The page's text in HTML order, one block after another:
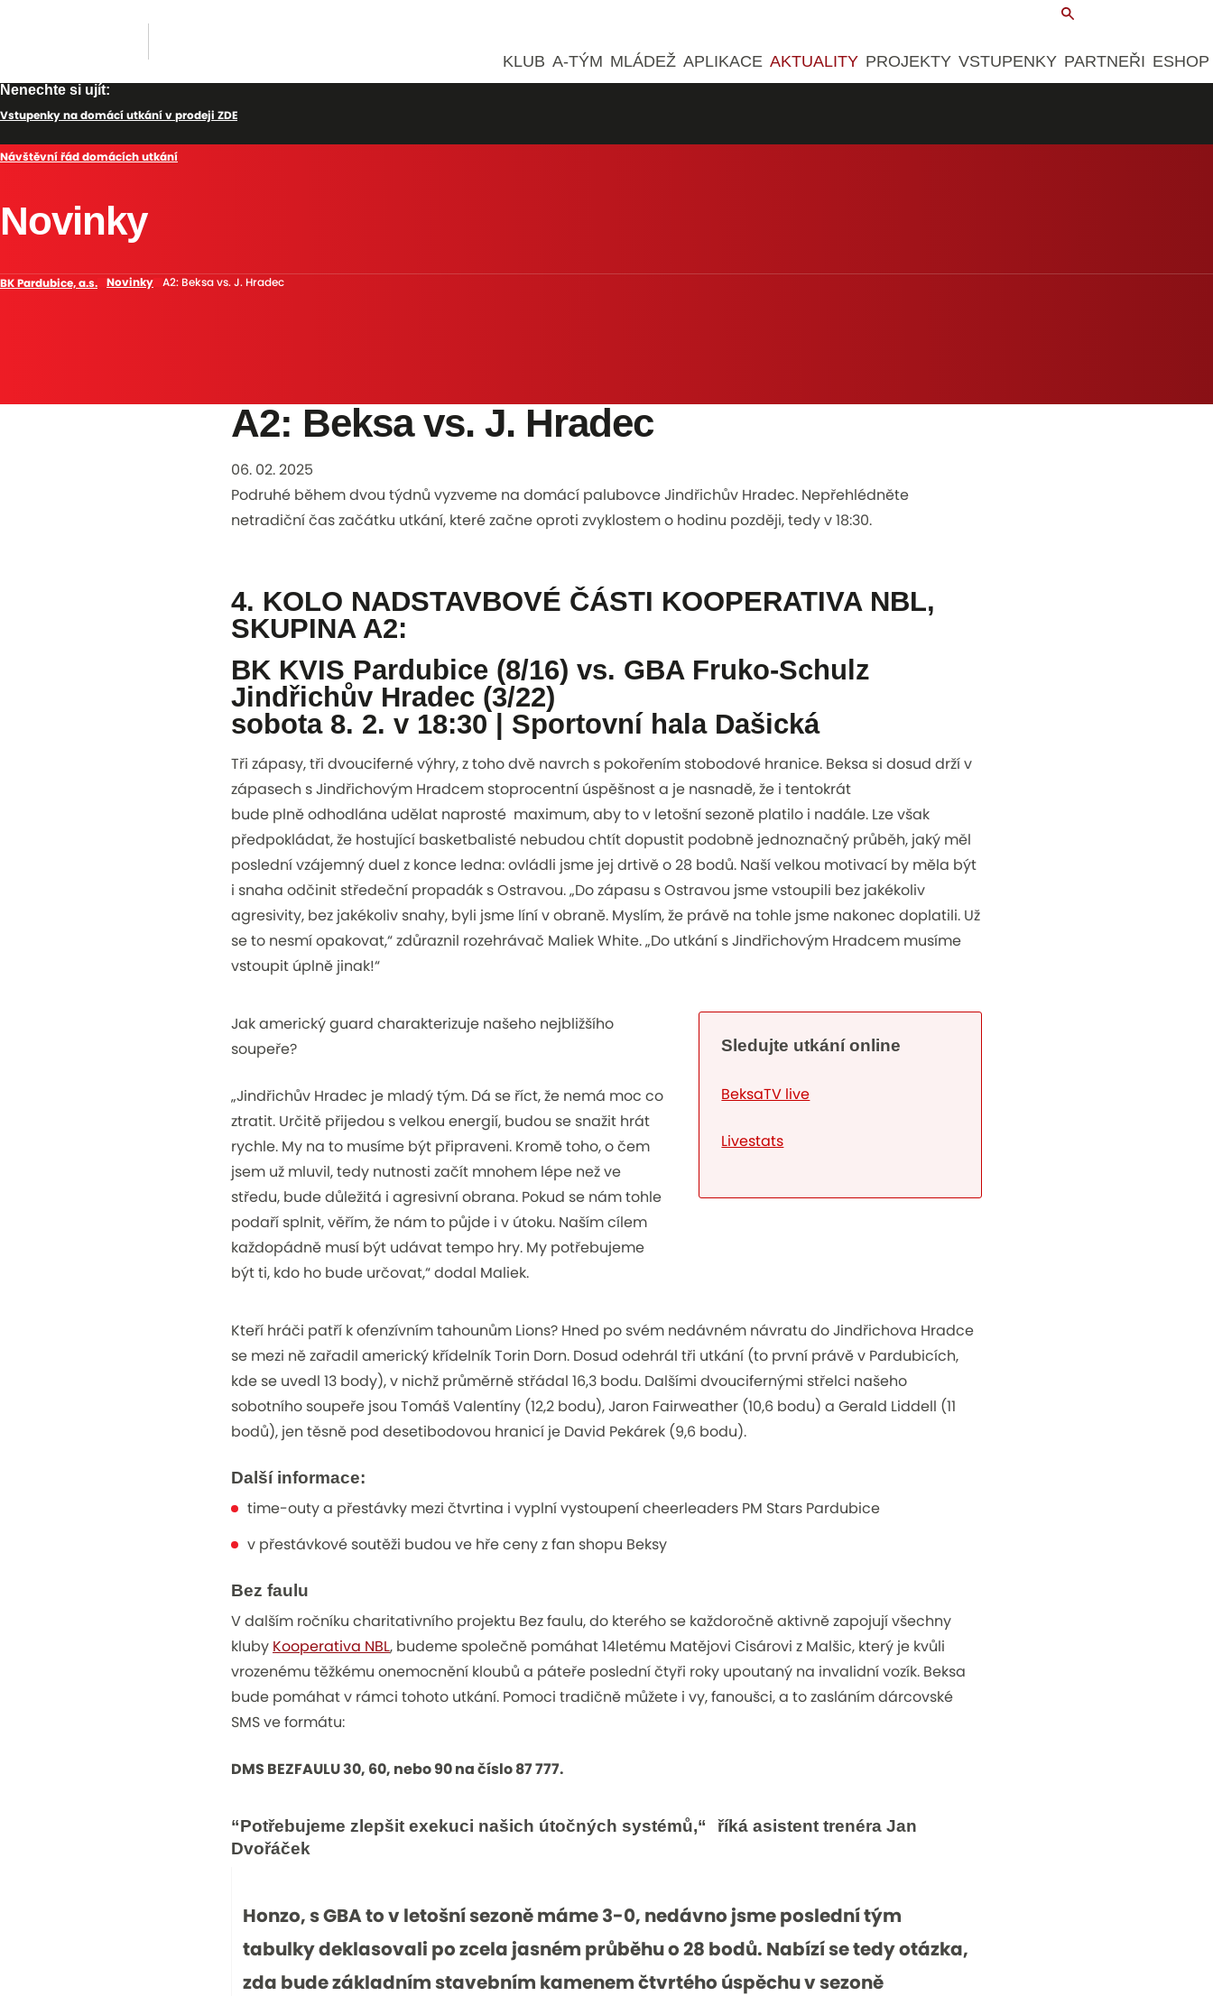
KLUB A-TÝM MLÁDEŽ APLIKACE AKTUALITY PROJEKTY VSTUPENKY PARTNEŘI ESHOP
Nenechte si ujít:
Vstupenky na domácí utkání v prodeji ZDE
Návštěvní řád domácích utkání
Novinky
BK Pardubice, a.s. Novinky A2: Beksa vs. J. Hradec
A2: Beksa vs. J. Hradec
06. 02. 2025
Podruhé během dvou týdnů vyzveme na domácí palubovce Jindřichův Hradec. Nepřehlédněte
netradiční čas začátku utkání, které začne oproti zvyklostem o hodinu později, tedy v 18:30.
4. KOLO NADSTAVBOVÉ ČÁSTI KOOPERATIVA NBL,
SKUPINA A2:
BK KVIS Pardubice (8/16) vs. GBA Fruko-Schulz
Jindřichův Hradec (3/22)
sobota 8. 2. v 18:30 | Sportovní hala Dašická
Tři zápasy, tři dvouciferné výhry, z toho dvě navrch s pokořením stobodové hranice. Beksa si dosud drží v
zápasech s Jindřichovým Hradcem stoprocentní úspěšnost a je nasnadě, že i tentokrát
bude plně odhodlána udělat naprosté maximum, aby to v letošní sezoně platilo i nadále. Lze však
předpokládat, že hostující basketbalisté nebudou chtít dopustit podobně jednoznačný průběh, jaký měl
poslední vzájemný duel z konce ledna: ovládli jsme jej drtivě o 28 bodů. Naší velkou motivací by měla být
i snaha odčinit středeční propadák s Ostravou.„Do zápasu s Ostravou jsme vstoupili bez jakékoliv
agresivity, bez jakékoliv snahy, byli jsme líní v obraně. Myslím, že právě na tohle jsme nakonec doplatili. Už
se to nesmí opakovat,“zdůraznil rozehrávač Maliek White.„Do utkání s Jindřichovým Hradcem musíme
vstoupit úplně jinak!“
Jak americký guard charakterizuje našeho nejbližšího
soupeře?
„Jindřichův Hradec je mladý tým. Dá se říct, že nemá moc co
ztratit. Určitě přijedou s velkou energií, budou se snažit hrát
rychle. My na to musíme být připraveni. Kromě toho, o čem
jsem už mluvil, tedy nutnosti začít mnohem lépe než ve
středu, bude důležitá i agresivní obrana. Pokud se nám tohle
podaří splnit, věřím, že nám to půjde i v útoku. Naším cílem
každopádně musí být udávat tempo hry. My potřebujeme
být ti, kdo ho bude určovat,“dodal Maliek.
Sledujte utkání online
BeksaTV live
Livestats
Kteří hráči patří k ofenzívním tahounům Lions? Hned po svém nedávném návratu do Jindřichova Hradce
se mezi ně zařadil americký křídelník Torin Dorn. Dosud odehrál tři utkání (to první právě v Pardubicích,
kde se uvedl 13 body), v nichž průměrně střádal 16,3 bodu. Dalšími dvoucifernými střelci našeho
sobotního soupeře jsou Tomáš Valentíny (12,2 bodu), Jaron Fairweather (10,6 bodu) a Gerald Liddell (11
bodů), jen těsně pod desetibodovou hranicí je David Pekárek (9,6 bodu).
Další informace:
time-outy a přestávky mezi čtvrtina i vyplní vystoupení cheerleaders PM Stars Pardubice
v přestávkové soutěži budou ve hře ceny z fan shopu Beksy
Bez faulu
V dalším ročníku charitativního projektu Bez faulu, do kterého se každoročně aktivně zapojují všechny
kluby Kooperativa NBL, budeme společně pomáhat 14letému Matějovi Cisárovi z Malšic, který je kvůli
vrozenému těžkému onemocnění kloubů a páteře poslední čtyři roky upoutaný na invalidní vozík. Beksa
bude pomáhat v rámci tohoto utkání. Pomoci tradičně můžete i vy, fanoušci, a to zasláním dárcovské
SMS ve formátu:
DMS BEZFAULU 30, 60, nebo 90 na číslo 87 777.
“Potřebujeme zlepšit exekuci našich útočných systémů,“ říká asistent trenéra Jan
Dvořáček
Honzo, s GBA to v letošní sezoně máme 3-0, nedávno jsme poslední tým
tabulky deklasovali po zcela jasném průběhu o 28 bodů. Nabízí se tedy otázka,
zda bude základním stavebním kamenem čtvrtého úspěchu v sezoně